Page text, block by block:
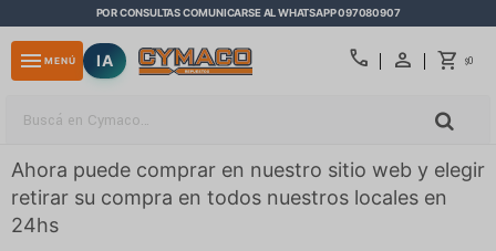
POR CONSULTAS COMUNICARSE AL WHATSAPP 097080907
call $0
menu MENÚ IA
Ahora puede comprar en nuestro sitio web y elegir
retirar su compra en todos nuestros locales en
24hs
close